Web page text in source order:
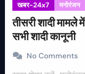
खबर-24x7 मनोरंजन
तीसरी शादी मामले
सभी शादी कानूनी
No Comments